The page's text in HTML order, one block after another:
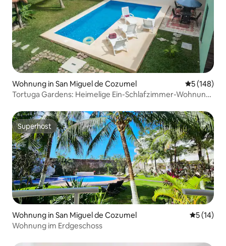
Wohnung in San Miguel de Cozumel
5 (148)
Tortuga Gardens: Heimelige Ein-Schlafzimmer-Wohnung
Superhost
Superhost
Wohnung in San Miguel de Cozumel
5 (14)
Wohnung im Erdgeschoss